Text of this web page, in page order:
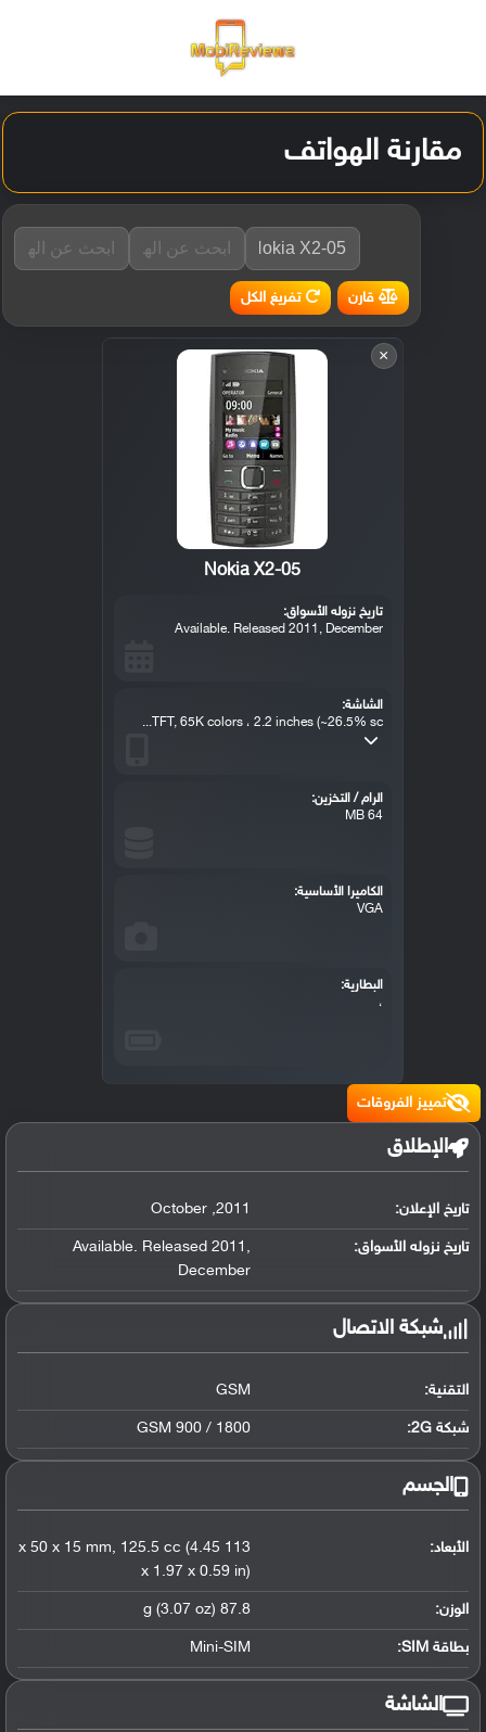
مقارنة الهواتف
قارن تفريغ الكل
×
Nokia X2-05
تاريخ نزوله الأسواق:
Available. Released 2011, December
الشاشة:
TFT, 65K colors ، 2.2 inches (~26.5% sc...
الرام / التخزين:
64 MB
الكاميرا الأساسية:
VGA
البطارية:
،
تمييز الفروقات
الإطلاق
تاريخ الإعلان: 2011
,
October
تاريخ نزوله الأسواق: Available. Released 2011 ,
December
شبكة الاتصال
التقنية: GSM
شبكة 2G: GSM 900 / 1800
الجسم
الأبعاد: 113 x 50 x 15 mm
, 125.5 cc (4.45
x 1.97 x 0.59 in)
الوزن: 87.8 g (3.07 oz)
بطاقة SIM: Mini-SIM
الشاشة